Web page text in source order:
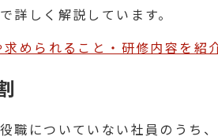
詳しく解説しています。
められること・研修内容を紹
職についていない社員のうち